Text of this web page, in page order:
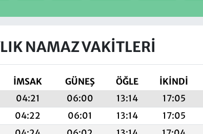
NAMAZ VAKITLERI
İMSAK GÜNEŞ ÖĞLE İKINDI
04:21 06:00 13:14 17:05
04:22 06:01 13:14 17:05